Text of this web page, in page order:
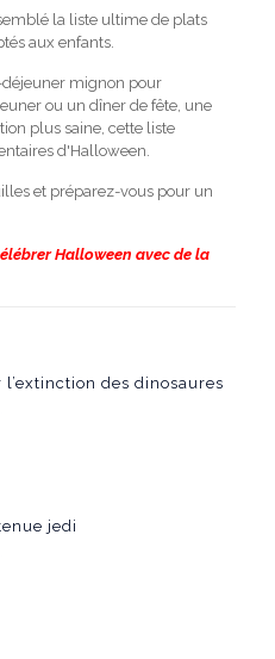
la liste ultime de plats
aux enfants.
mignon pour
ou un dîner de fête, une
plus saine, cette liste
d'Halloween.
et préparez-vous pour un
Halloween avec de la
des dinosaures
jedi